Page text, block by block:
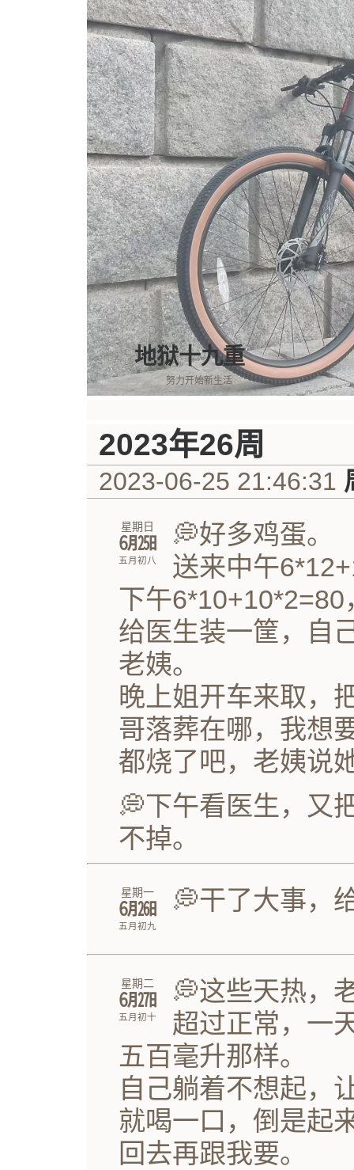
地狱十九重
努力开始新生活
2023年26周
2023-06-25 21:46:31
星期日
㋅㏸
五月初八
💭好多鸡蛋。
送来中午
下午6*10+10*2=80
给医生装一筐，自
老姨。
晚上姐开车来取，
哥落葬在哪，我想
都烧了吧，老姨说
💭下午看医生，又
不掉。
星期一
㋅㏹
五月初九
💭干了大事，
星期二
㋅㏺
五月初十
💭这些天热，
超过正常，一
五百毫升那样。
自己躺着不想起，
就喝一口，倒是起
回去再跟我要。